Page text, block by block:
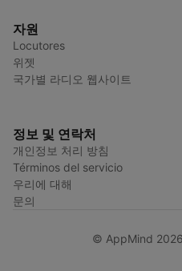
자원
Locutores
위젯
국가별 라디오 웹사이트
정보 및 연락처
개인정보 처리 방침
Términos del servicio
우리에 대해
문의
© AppMind